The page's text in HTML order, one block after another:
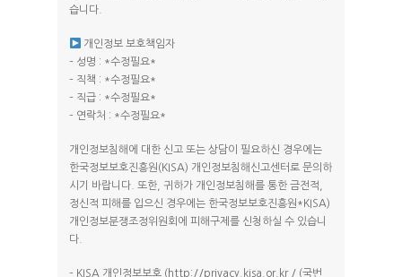
습니다.
개인정보 보호책임자
– 성명 : *수정필요*
– 직책 : *수정필요*
– 직급 : *수정필요*
– 연락처 : *수정필요*
개인정보침해에 대한 신고 또는 상담이 필요하신 경우에는
한국정보보호진흥원(KISA) 개인정보침해신고센터로 문의하
시기 바랍니다. 또한, 귀하가 개인정보침해를 통한 금전적,
정신적 피해를 입으신 경우에는 한국정보보호진흥원*KISA)
개인정보분쟁조정위원회에 피해구제를 신청하실 수 있습니
다.
– KISA 개인정보보호 (http://privacy.kisa.or.kr / (국번